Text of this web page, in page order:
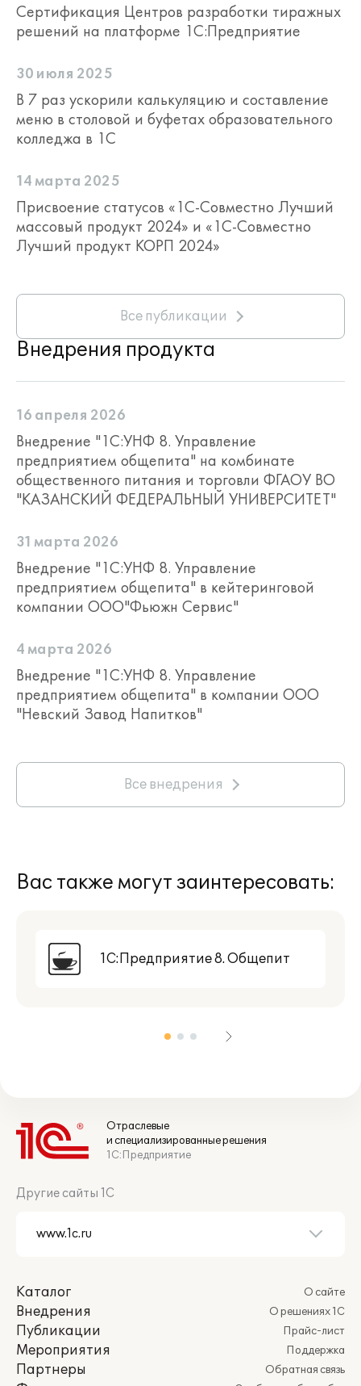
Сертификация Центров разработки тиражных
решений на платформе 1С:Предприятие
30 июля 2025
В 7 раз ускорили калькуляцию и составление
меню в столовой и буфетах образовательного
колледжа в 1С
14 марта 2025
Присвоение статусов «1С-Совместно Лучший
массовый продукт 2024» и «1С-Совместно
Лучший продукт КОРП 2024»
Все публикации
Внедрения продукта
16 апреля 2026
Внедрение "1С:УНФ 8. Управление
предприятием общепита" на комбинате
общественного питания и торговли ФГАОУ ВО
"КАЗАНСКИЙ ФЕДЕРАЛЬНЫЙ УНИВЕРСИТЕТ"
31 марта 2026
Внедрение "1С:УНФ 8. Управление
предприятием общепита" в кейтеринговой
компании ООО"Фьюжн Сервис"
4 марта 2026
Внедрение "1С:УНФ 8. Управление
предприятием общепита" в компании ООО
"Невский Завод Напитков"
Все внедрения
Вас также могут заинтересовать:
1С:Предприятие 8. Общепит
Отраслевые
и специализированные решения
1С:Предприятие
Другие сайты 1С
Каталог
Внедрения
Публикации
Мероприятия
Партнеры
О сайте
О решениях 1С
Прайс-лист
Поддержка
Обратная связь